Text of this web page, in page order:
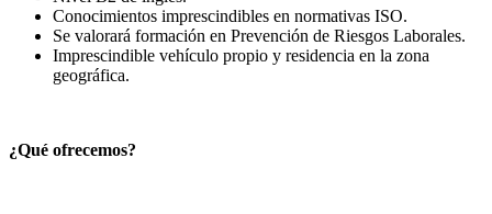
Conocimientos imprescindibles en normativas ISO.
Se valorará formación en Prevención de Riesgos Laborales.
Imprescindible vehículo propio y residencia en la zona
geográfica.
¿Qué ofrecemos?